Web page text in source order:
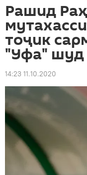
Рашид
тоҷик
"Уфа" шуд
14:23 11.10.2020